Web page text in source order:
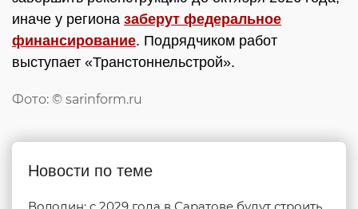
иначе у региона заберут федеральное
финансирование. Подрядчиком работ
выступает «Транстоннельстрой».
Фото: © sarinform.ru
Новости по теме